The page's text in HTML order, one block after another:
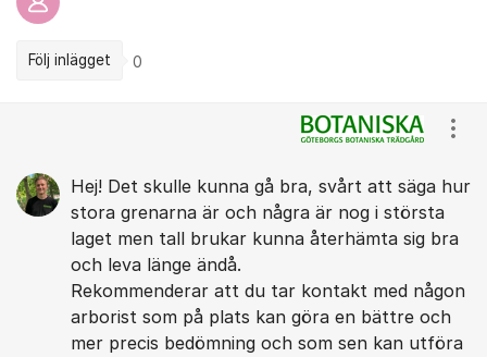
Följ inlägget 0
Hej! Det skulle kunna gå bra, svårt att säga hur
stora grenarna är och några är nog i största
laget men tall brukar kunna återhämta sig bra
och leva länge ändå.
Rekommenderar att du tar kontakt med någon
arborist som på plats kan göra en bättre och
mer precis bedömning och som sen kan utföra